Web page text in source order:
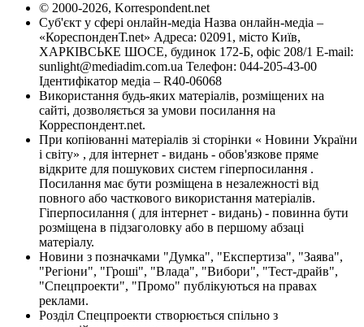
© 2000-2026, Korrespondent.net
Суб'єкт у сфері онлайн-медіа Назва онлайн-медіа –
«КореспонденТ.net» Адреса: 02091, місто Київ,
ХАРКІВСЬКЕ ШОСЕ, будинок 172-Б, офіс 208/1 E-mail:
sunlight@mediadim.com.ua Телефон: 044-205-43-00
Ідентифікатор медіа – R40-06068
Використання будь-яких матеріалів, розміщених на
сайті, дозволяється за умови посилання на
Корреспондент.net.
При копіюванні матеріалів зі сторінки « Новини України
і світу» , для інтернет - видань - обов'язкове пряме
відкрите для пошукових систем гіперпосилання .
Посилання має бути розміщена в незалежності від
повного або часткового використання матеріалів.
Гіперпосилання ( для інтернет - видань) - повинна бути
розміщена в підзаголовку або в першому абзаці
матеріалу.
Новини з позначками "Думка", "Експертиза", "Заява",
"Регіони", "Гроші", "Влада", "Вибори", "Тест-драйв",
"Спецпроекти", "Промо" публікуються на правах
реклами.
Розділ Спецпроекти створюється спільно з